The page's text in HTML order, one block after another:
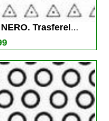
Trasferel ...